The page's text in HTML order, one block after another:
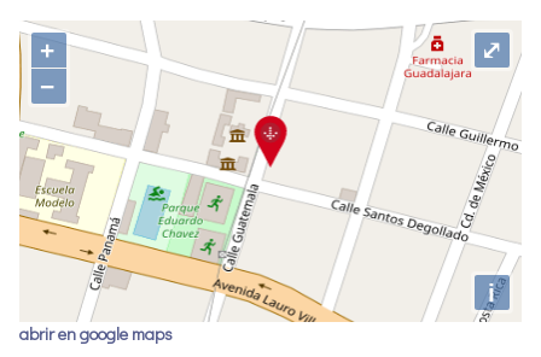
+
−
i
⤢
abrir en google maps